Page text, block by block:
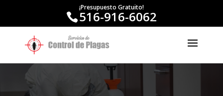
¡Presupuesto Gratuito!
516-916-6062